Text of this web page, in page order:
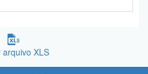
arquivo XLS